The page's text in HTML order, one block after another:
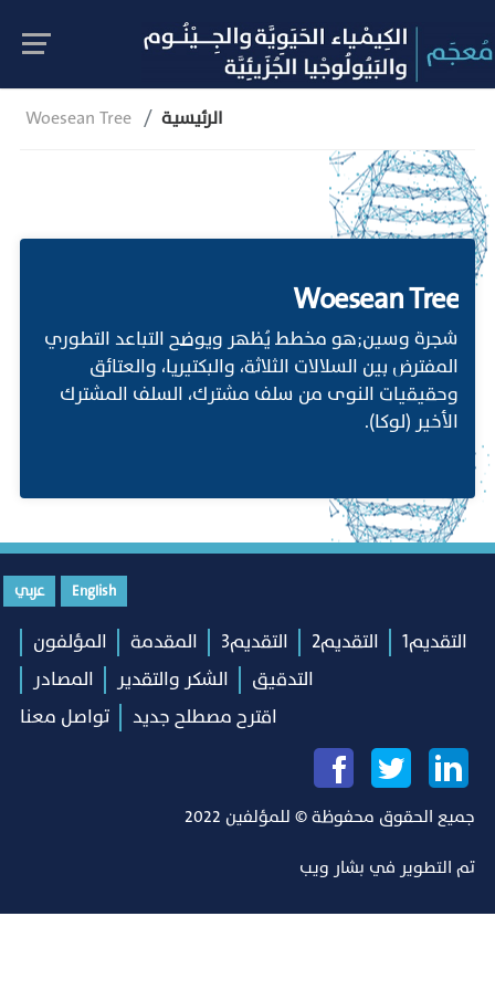
Woesean Tree الرئيسية
Woesean Tree
شجرة وسين;هو مخطط يُظهر ويوضح التباعد التطوري
المفترض بين السلالات الثلاثة، والبكتيريا، والعتائق
وحقيقيات النوى من سلف مشترك، السلف المشترك
الأخير (لوكا).
English عربي
التقديم1 التقديم2 التقديم3 المقدمة
المؤلفون
التدقيق
الشكر والتقدير
المصادر
اقترح مصطلح جديد
تواصل معنا
جميع الحقوق محفوظة © للمؤلفين 2022
تم التطوير في بشار ويب